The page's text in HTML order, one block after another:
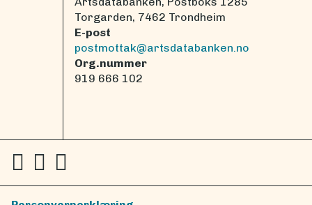
Torgarden, 7462 Trondheim
E-post
postmottak@artsdatabanken.no
Org.nummer
919 666 102